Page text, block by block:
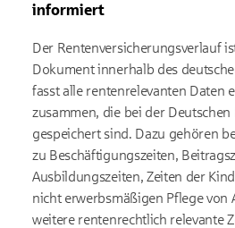
informiert
Der Rentenversicherungsverlauf
Dokument innerhalb des
fasst alle rentenrelevanten Daten
zusammen, die bei der
gespeichert sind. Dazu gehören
zu Beschäftigungszeiten,
Ausbildungszeiten, Zeiten der
nicht erwerbsmäßigen Pflege von
weitere rentenrechtlich relevante